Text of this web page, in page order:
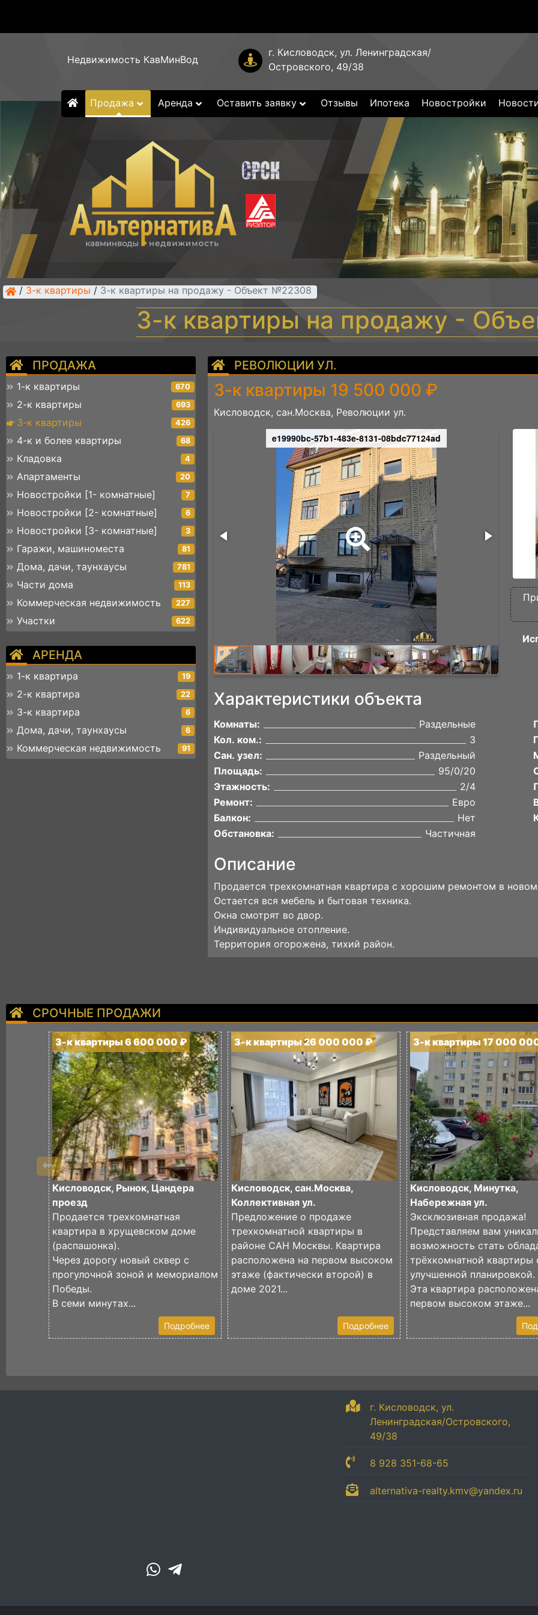
Недвижимость КавМинВод
г. Кисловодск, ул. Ленинградская/
Островского, 49/38
Продажа Аренда Оставить заявку Отзывы Ипотека Новостройки
/ 3-к квартиры / 3-к квартиры на продажу - Объект №22308
3-к квартиры на продажу -
ПРОДАЖА
1-к квартиры 670
2-к квартиры 693
3-к квартиры 426
4-к и более квартиры 68
Кладовка 4
Апартаменты 20
Новостройки [1- комнатные] 7
Новостройки [2- комнатные] 6
Новостройки [3- комнатные] 3
Гаражи, машиноместа 81
Дома, дачи, таунхаусы 781
Части дома 113
Коммерческая недвижимость 227
Участки 622
АРЕНДА
1-к квартира 19
2-к квартира 22
3-к квартира 6
Дома, дачи, таунхаусы 6
Коммерческая недвижимость 91
РЕВОЛЮЦИИ УЛ.
3-к квартиры 19 500 000 ₽
Кисловодск, сан.Москва, Революции ул.
e19990bc-57b1-483e-8131-08bdc77124ad
65e6-4800-9635-2a08d05e4e51
Характеристики объекта
Комнаты:
Раздельные
Кол. ком.:
3
Сан. узел:
Раздельный
Площадь:
95/0/20
Этажность:
2/4
Ремонт:
Евро
Балкон:
Нет
Обстановка:
Частичная
Описание
Продается трехкомнатная квартира с хорошим ремонтом в
Остается вся мебель и бытовая техника.
Окна смотрят во двор.
Индивидуальное отопление.
Территория огорожена, тихий район.
СРОЧНЫЕ ПРОДАЖИ
3-к квартиры 6 600 000 ₽
Кисловодск, Рынок, Цандера
проезд
Продается трехкомнатная
квартира в хрущевском доме
(распашонка).
Через дорогу новый сквер с
прогулочной зоной и мемориалом
Победы.
В семи минутах...
Подробнее
3-к квартиры 26 000 000 ₽
Кисловодск, сан.Москва,
Коллективная ул.
Предложение о продаже
трехкомнатной квартиры в
районе САН Москвы. Квартира
расположена на первом высоком
этаже (фактически второй) в
доме 2021...
Подробнее
3-к квартиры 17 000
Кисловодск, Минутка,
Набережная ул.
Эксклюзивная продажа!
Представляем вам
возможность стать
трёхкомнатной квартиры
улучшенной планировкой.
Эта квартира
первом высоком этаже...
г. Кисловодск, ул.
Ленинградская/Островского,
49/38
8 928 351-68-65
alternativa-realty.kmv@yandex.ru